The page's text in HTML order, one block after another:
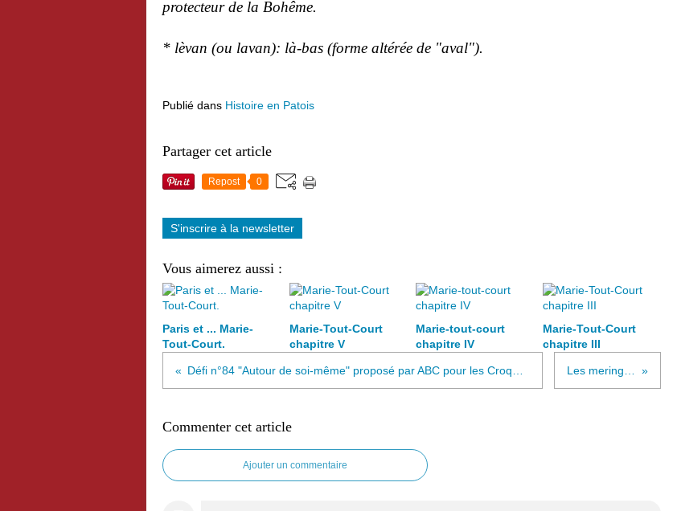
protecteur de la Bohême.
* lèvan (ou lavan): là-bas (forme altérée de "aval").
Publié dans Histoire en Patois
Partager cet article
Repost 0
S'inscrire à la newsletter
Vous aimerez aussi :
Paris et ... Marie-
Tout-Court.
Marie-Tout-Court
chapitre V
Marie-tout-court
chapitre IV
Marie-Tout-Court
chapitre III
Commenter cet article
Ajouter un commentaire